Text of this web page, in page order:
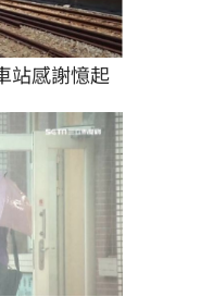
站感謝憶起